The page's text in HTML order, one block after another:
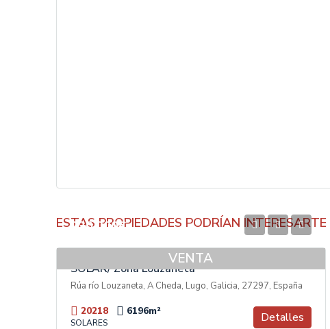
ESTAS PROPIEDADES PODRÍAN INTERESARTE
VENTA
230.000€
SOLAR/ Zona Louzaneta
Rúa río Louzaneta, A Cheda, Lugo, Galicia, 27297, España
20218 6196m²
SOLARES Detalles